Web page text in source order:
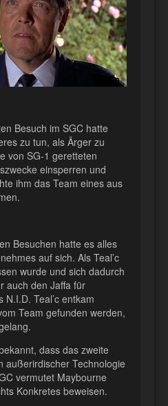
Besuch im SGC hatte
zu tun, als Ärger zu
von SG-1 geretteten
einsperren und
ihm das Team eines aus
Besuchen hatte es alles
auf sich. Als Teal’c
wurde und sich dadurch
auch den Jaffa für
Teal’c entkam
Team gefunden werden,
dass das zweite
außerirdischer Technologie
vermutet Maybourne
Konkretes beweisen.